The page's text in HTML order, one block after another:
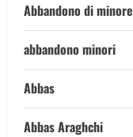
Abbandono di minore
abbandono minori
Abbas
Abbas Araghchi